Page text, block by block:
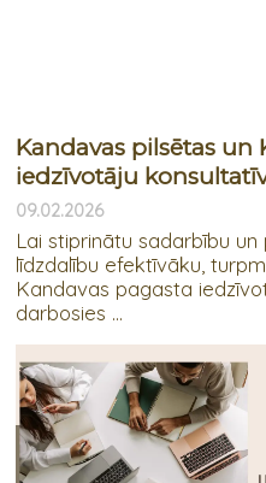
Kandavas pilsētas un
iedzīvotāju
09.02.2026
Lai stiprinātu sadarbību
līdzdalību efektīvāku,
Kandavas pagasta
darbosies ...